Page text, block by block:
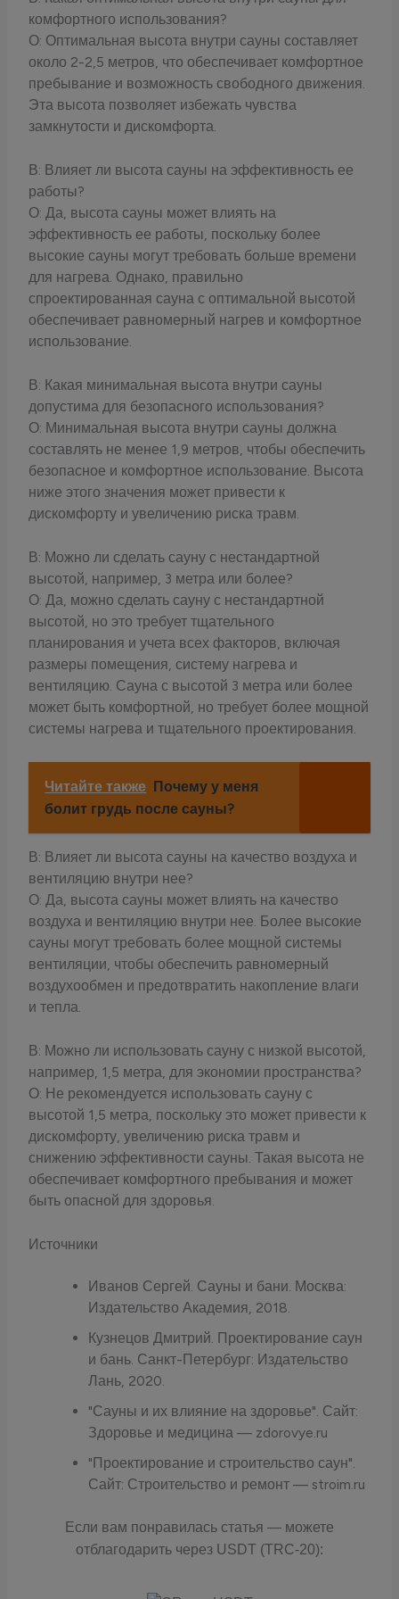
комфортного использования?
О: Оптимальная высота внутри сауны составляет
около 2-2,5 метров, что обеспечивает комфортное
пребывание и возможность свободного движения.
Эта высота позволяет избежать чувства
замкнутости и дискомфорта.
В: Влияет ли высота сауны на эффективность ее
работы?
О: Да, высота сауны может влиять на
эффективность ее работы, поскольку более
высокие сауны могут требовать больше времени
для нагрева. Однако, правильно
спроектированная сауна с оптимальной высотой
обеспечивает равномерный нагрев и комфортное
использование.
В: Какая минимальная высота внутри сауны
допустима для безопасного использования?
О: Минимальная высота внутри сауны должна
составлять не менее 1,9 метров, чтобы обеспечить
безопасное и комфортное использование. Высота
ниже этого значения может привести к
дискомфорту и увеличению риска травм.
В: Можно ли сделать сауну с нестандартной
высотой, например, 3 метра или более?
О: Да, можно сделать сауну с нестандартной
высотой, но это требует тщательного
планирования и учета всех факторов, включая
размеры помещения, систему нагрева и
вентиляцию. Сауна с высотой 3 метра или более
может быть комфортной, но требует более мощной
системы нагрева и тщательного проектирования.
Читайте также Почему у меня
болит грудь после сауны?
В: Влияет ли высота сауны на качество воздуха и
вентиляцию внутри нее?
О: Да, высота сауны может влиять на качество
воздуха и вентиляцию внутри нее. Более высокие
сауны могут требовать более мощной системы
вентиляции, чтобы обеспечить равномерный
воздухообмен и предотвратить накопление влаги
и тепла.
В: Можно ли использовать сауну с низкой высотой,
например, 1,5 метра, для экономии пространства?
О: Не рекомендуется использовать сауну с
высотой 1,5 метра, поскольку это может привести к
дискомфорту, увеличению риска травм и
снижению эффективности сауны. Такая высота не
обеспечивает комфортного пребывания и может
быть опасной для здоровья.
Источники
Иванов Сергей. Сауны и бани. Москва:
Издательство Академия, 2018.
Кузнецов Дмитрий. Проектирование саун
и бань. Санкт-Петербург: Издательство
Лань, 2020.
"Сауны и их влияние на здоровье". Сайт:
Здоровье и медицина — zdorovye.ru
"Проектирование и строительство саун".
Сайт: Строительство и ремонт — stroim.ru
Если вам понравилась статья — можете
отблагодарить через USDT (TRC-20):